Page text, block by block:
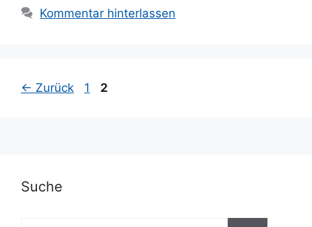
Kommentar hinterlassen
← Zurück Seite
1 Seite
2
Suche